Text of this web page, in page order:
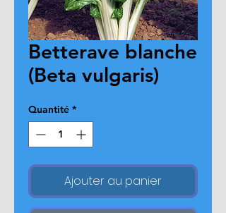
Betterave blanche
(Beta vulgaris)
Quantité *
Ajouter au panier